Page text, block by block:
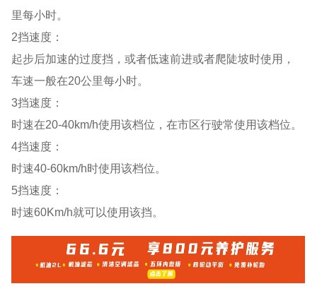
里每小时。
2挡速度：
起步后加速的过度挡，或者低速前进或者爬陡坡时使用，
车速一般在20公里每小时。
3挡速度：
时速在20-40km/h使用该档位，在市区行驶常使用该档位。
4挡速度：
时速40-60km/h时使用该档位。
5挡速度：
时速60Km/h就可以使用该挡。